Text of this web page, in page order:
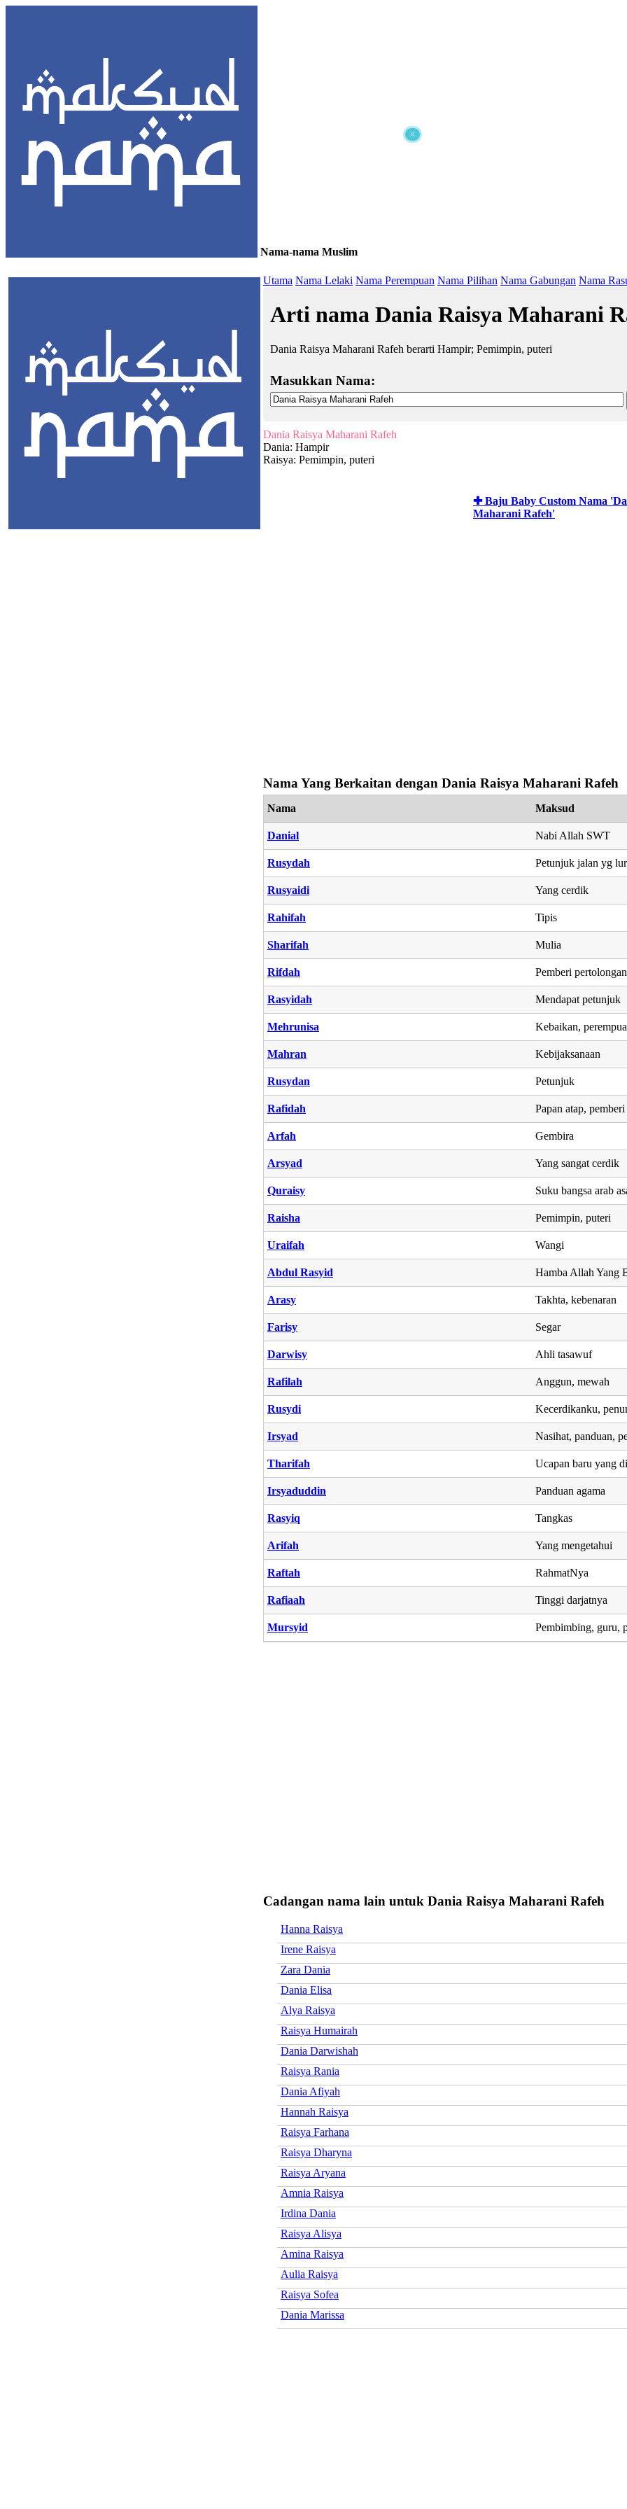
×
Nama-nama Muslim
Utama Nama Lelaki Nama Perempuan Nama Pilihan Nama Gabungan Nama
Arti nama Dania Raisya Maharani
Dania Raisya Maharani Rafeh berarti Hampir; Pemimpin, puteri
Masukkan Nama:
Dania Raisya Maharani Rafeh
Dania: Hampir
Raisya: Pemimpin, puteri
✚ Baju Baby Custom Nama
Maharani Rafeh'
Nama Yang Berkaitan dengan Dania Raisya Maharani Rafeh
Nama Maksud
Danial Nabi Allah SWT
Rusydah Petunjuk jalan yg
Rusyaidi Yang cerdik
Rahifah Tipis
Sharifah Mulia
Rifdah Pemberi pertolongan
Rasyidah Mendapat petunjuk
Mehrunisa Kebaikan,
Mahran Kebijaksanaan
Rusydan Petunjuk
Rafidah Papan atap,
Arfah Gembira
Arsyad Yang sangat cerdik
Quraisy Suku bangsa arab
Raisha Pemimpin, puteri
Uraifah Wangi
Abdul Rasyid Hamba Allah Yang
Arasy Takhta, kebenaran
Farisy Segar
Darwisy Ahli tasawuf
Rafilah Anggun, mewah
Rusydi Kecerdikanku,
Irsyad Nasihat, panduan,
Tharifah Ucapan baru yang
Irsyaduddin Panduan agama
Rasyiq Tangkas
Arifah Yang mengetahui
Raftah RahmatNya
Rafiaah Tinggi darjatnya
Mursyid Pembimbing, guru,
Cadangan nama lain untuk Dania Raisya Maharani Rafeh
Hanna Raisya
Irene Raisya
Zara Dania
Dania Elisa
Alya Raisya
Raisya Humairah
Dania Darwishah
Raisya Rania
Dania Afiyah
Hannah Raisya
Raisya Farhana
Raisya Dharyna
Raisya Aryana
Amnia Raisya
Irdina Dania
Raisya Alisya
Amina Raisya
Aulia Raisya
Raisya Sofea
Dania Marissa